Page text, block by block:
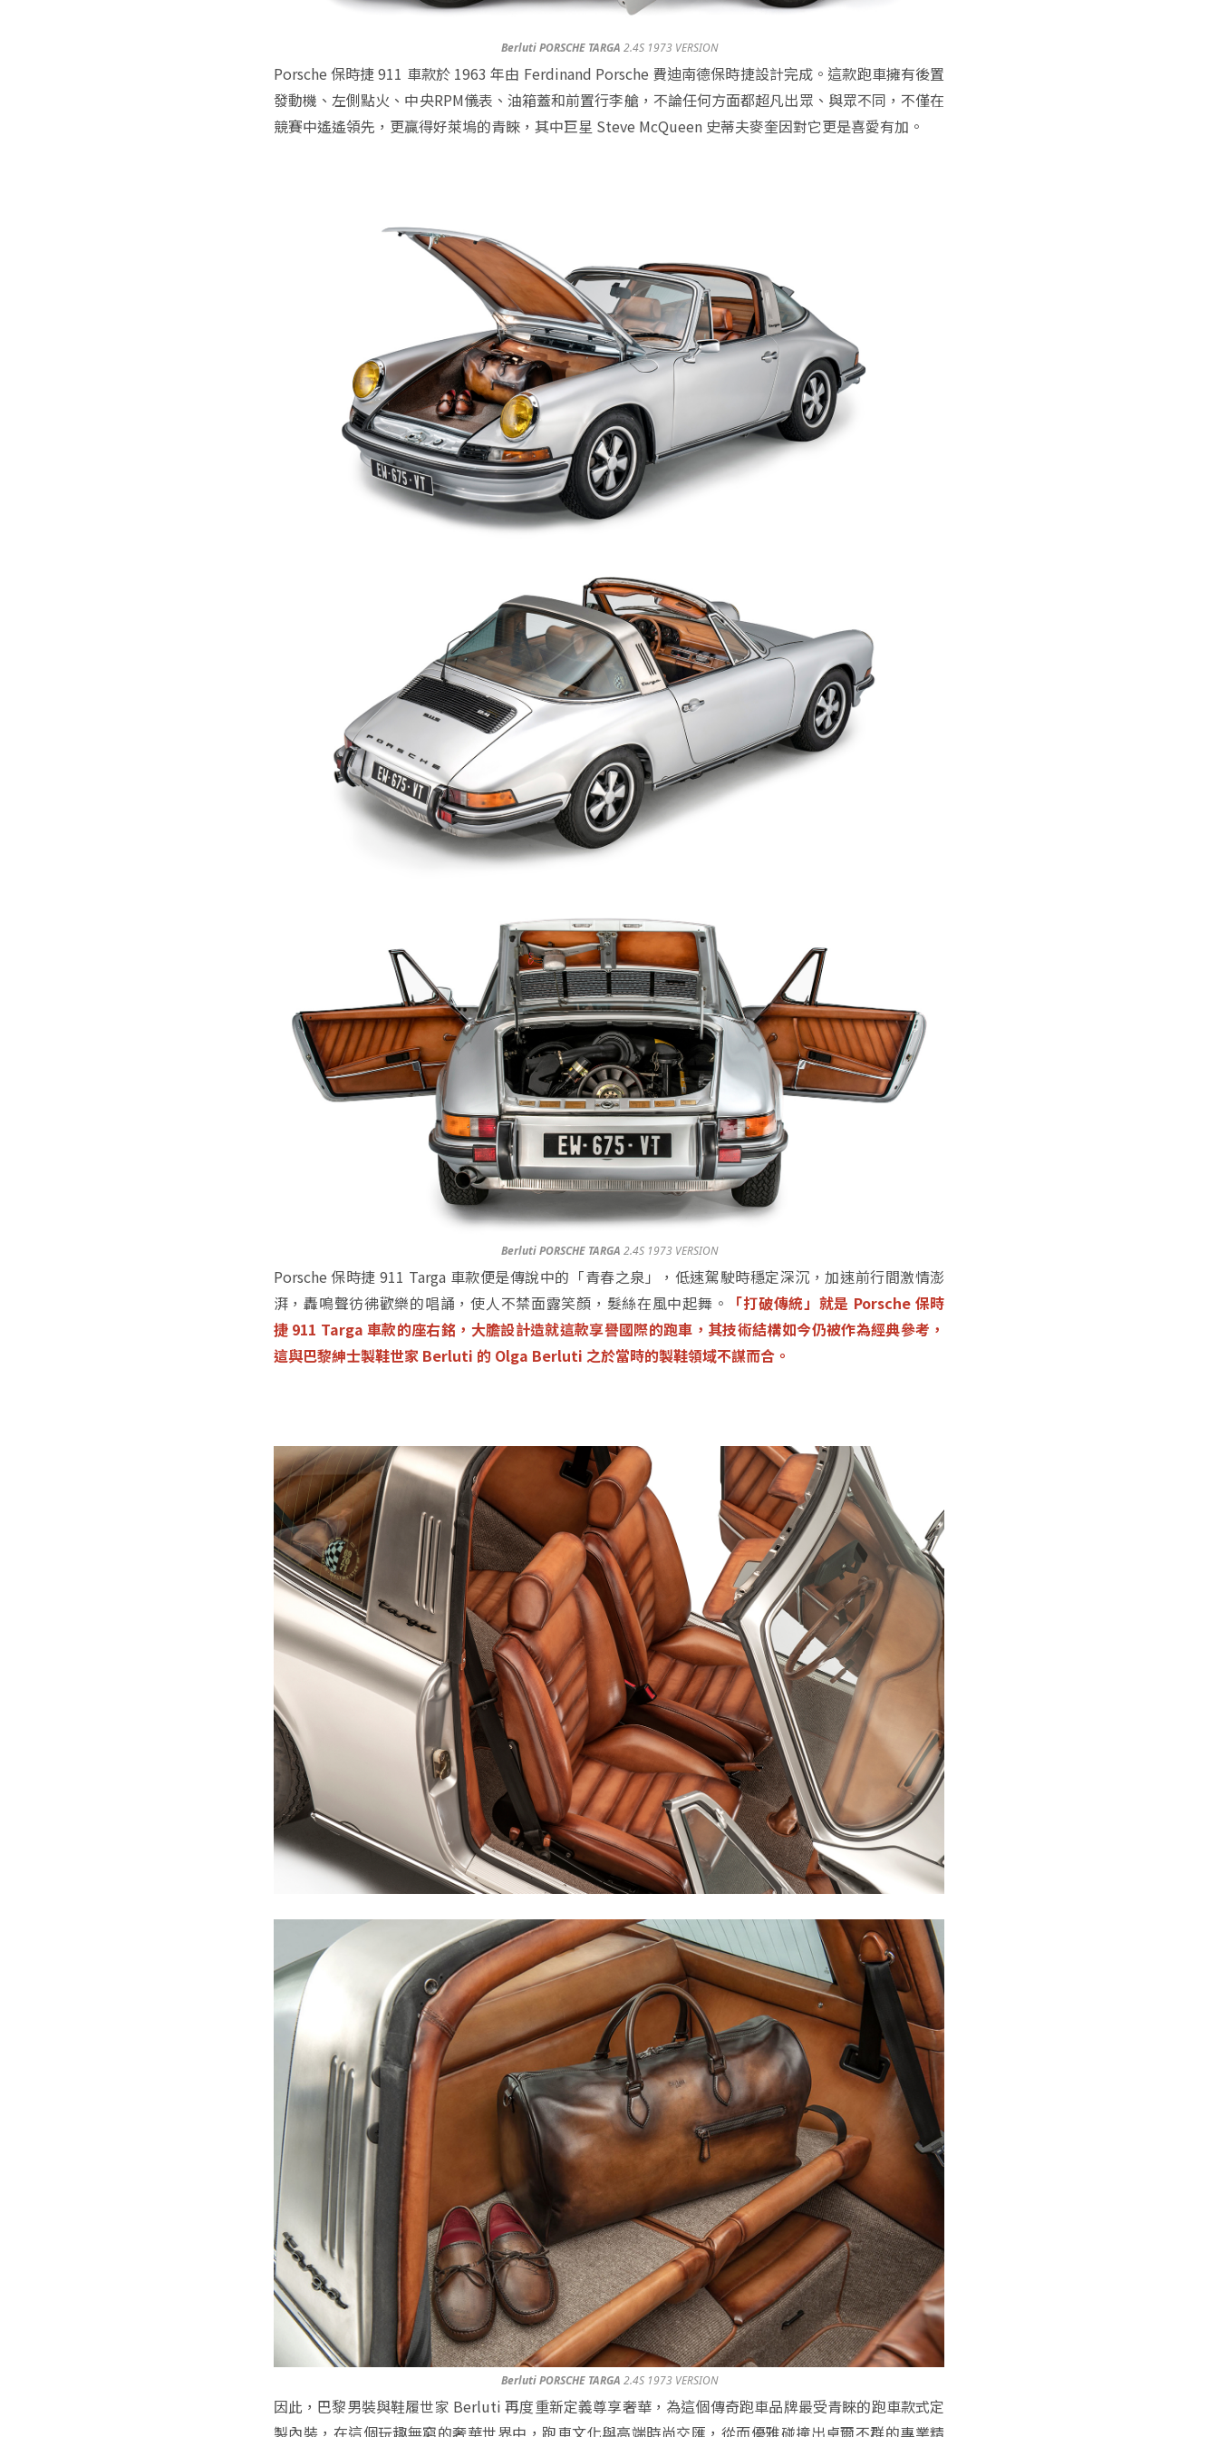
Berluti PORSCHE TARGA 2.4S 1973 VERSION
Porsche 保時捷 911 車款於 1963 年由 Ferdinand Porsche 費迪南德保時捷設計完成。這款跑車擁有後置
發動機、左側點火、中央RPM儀表、油箱蓋和前置行李艙，不論任何方面都超凡出眾、與眾不同，不僅在
競賽中遙遙領先，更贏得好萊塢的青睞，其中巨星 Steve McQueen 史蒂夫麥奎因對它更是喜愛有加。
Berluti PORSCHE TARGA 2.4S 1973 VERSION
Porsche 保時捷 911 Targa 車款便是傳說中的「青春之泉」，低速駕駛時穩定深沉，加速前行間激情澎
湃，轟鳴聲彷彿歡樂的唱誦，使人不禁面露笑顏，髮絲在風中起舞。
「打破傳統」就是 Porsche 保時
捷 911 Targa 車款的座右銘，大膽設計造就這款享譽國際的跑車，其技術結構如今仍被作為經典參考，
這與巴黎紳士製鞋世家 Berluti 的 Olga Berluti 之於當時的製鞋領域不謀而合。
Berluti PORSCHE TARGA 2.4S 1973 VERSION
因此，巴黎男裝與鞋履世家 Berluti 再度重新定義尊享奢華，為這個傳奇跑車品牌最受青睞的跑車款式定
製內裝，在這個玩趣無窮的奢華世界中，跑車文化與高端時尚交匯，從而優雅碰撞出卓爾不群的專業精